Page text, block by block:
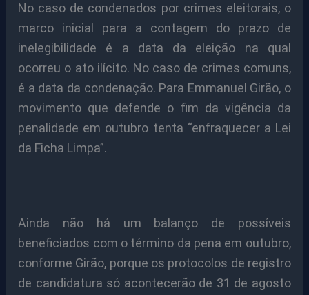
No caso de condenados por crimes eleitorais, o
marco inicial para a contagem do prazo de
inelegibilidade é a data da eleição na qual
ocorreu o ato ilícito. No caso de crimes comuns,
é a data da condenação. Para Emmanuel Girão, o
movimento que defende o fim da vigência da
penalidade em outubro tenta “enfraquecer a Lei
da Ficha Limpa”.
Ainda não há um balanço de possíveis
beneficiados com o término da pena em outubro,
conforme Girão, porque os protocolos de registro
de candidatura só acontecerão de 31 de agosto